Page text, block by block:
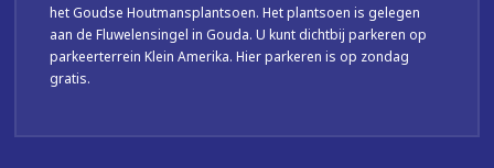
het Goudse Houtmansplantsoen. Het plantsoen is gelegen
aan de Fluwelensingel in Gouda. U kunt dichtbij parkeren op
parkeerterrein Klein Amerika. Hier parkeren is op zondag
gratis.